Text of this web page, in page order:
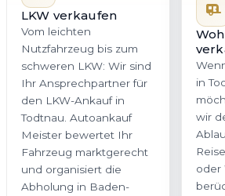
LKW verkaufen
Vom leichten
Nutzfahrzeug bis zum
schweren LKW: Wir sind
Ihr Ansprechpartner für
den LKW-Ankauf in
Todtnau. Autoankauf
Meister bewertet Ihr
Fahrzeug marktgerecht
und organisiert die
Abholung in Baden-
in
wir
oder